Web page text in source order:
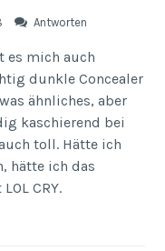
Antworten
es mich auch
dunkle Concealer
ähnliches, aber
kaschierend bei
toll. Hätte ich
hätte ich das
CRY.